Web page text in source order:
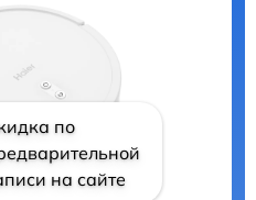
по
на сайте